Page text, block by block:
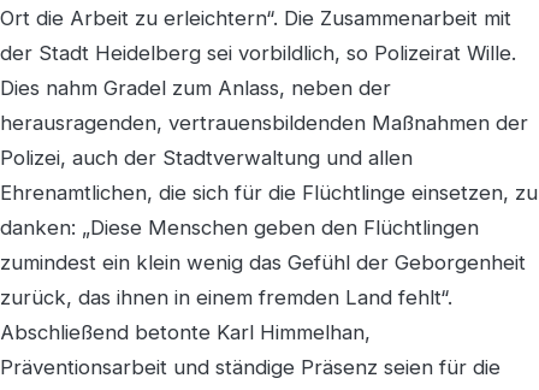
Ort die Arbeit zu erleichtern“. Die Zusammenarbeit mit
der Stadt Heidelberg sei vorbildlich, so Polizeirat Wille.
Dies nahm Gradel zum Anlass, neben der
herausragenden, vertrauensbildenden Maßnahmen der
Polizei, auch der Stadtverwaltung und allen
Ehrenamtlichen, die sich für die Flüchtlinge einsetzen, zu
danken: „Diese Menschen geben den Flüchtlingen
zumindest ein klein wenig das Gefühl der Geborgenheit
zurück, das ihnen in einem fremden Land fehlt“.
Abschließend betonte Karl Himmelhan,
Präventionsarbeit und ständige Präsenz seien für die